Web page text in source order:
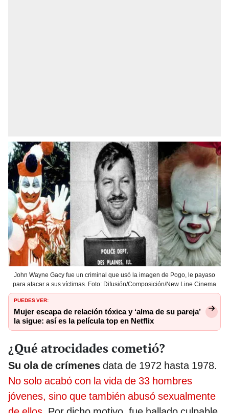
John Wayne Gacy fue un criminal que usó la imagen de Pogo, le payaso
para atacar a sus víctimas. Foto: Difusión/Composición/New Line Cinema
PUEDES VER:
Mujer escapa de relación tóxica y ‘alma de su pareja’
la sigue: así es la película top en Netflix
¿Qué atrocidades cometió?
Su ola de crímenes data de 1972 hasta 1978.
No solo acabó con la vida de 33 hombres
jóvenes, sino que también abusó sexualmente